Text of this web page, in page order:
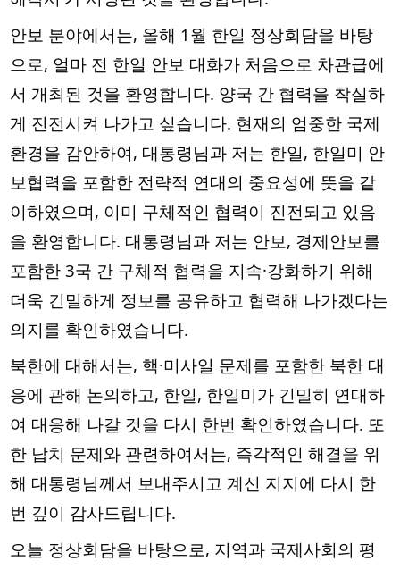
안보 분야에서는, 올해 1월 한일 정상회담을 바탕
으로, 얼마 전 한일 안보 대화가 처음으로 차관급에
서 개최된 것을 환영합니다. 양국 간 협력을 착실하
게 진전시켜 나가고 싶습니다. 현재의 엄중한 국제
환경을 감안하여, 대통령님과 저는 한일, 한일미 안
보협력을 포함한 전략적 연대의 중요성에 뜻을 같
이하였으며, 이미 구체적인 협력이 진전되고 있음
을 환영합니다. 대통령님과 저는 안보, 경제안보를
포함한 3국 간 구체적 협력을 지속·강화하기 위해
더욱 긴밀하게 정보를 공유하고 협력해 나가겠다는
의지를 확인하였습니다.
북한에 대해서는, 핵·미사일 문제를 포함한 북한 대
응에 관해 논의하고, 한일, 한일미가 긴밀히 연대하
여 대응해 나갈 것을 다시 한번 확인하였습니다. 또
한 납치 문제와 관련하여서는, 즉각적인 해결을 위
해 대통령님께서 보내주시고 계신 지지에 다시 한
번 깊이 감사드립니다.
오늘 정상회담을 바탕으로, 지역과 국제사회의 평